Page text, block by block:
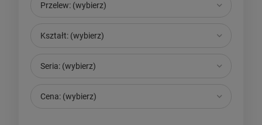
Przelew: (wybierz)
Kształt: (wybierz)
Seria: (wybierz)
Cena: (wybierz)